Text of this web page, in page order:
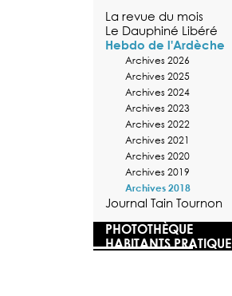
La revue du mois
Le Dauphiné Libéré
Hebdo de l'Ardèche
Archives 2026
Archives 2025
Archives 2024
Archives 2023
Archives 2022
Archives 2021
Archives 2020
Archives 2019
Archives 2018
Journal Tain Tournon
PHOTOTHÈQUE
HABITANTS PRATIQUE